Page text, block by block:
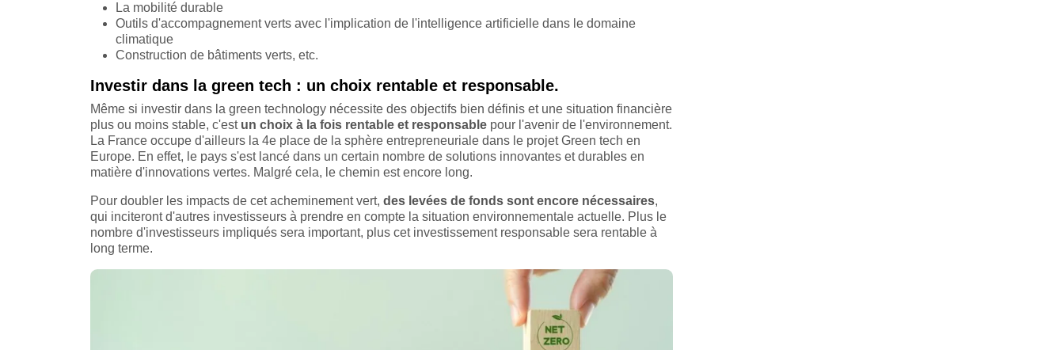
La mobilité durable
Outils d'accompagnement verts avec l'implication de l'intelligence artificielle dans le domaine
climatique
Construction de bâtiments verts, etc.
Investir dans la green tech : un choix rentable et responsable.
Même si investir dans la green technology nécessite des objectifs bien définis et une situation financière
plus ou moins stable, c'est un choix à la fois rentable et responsable pour l'avenir de l'environnement.
La France occupe d'ailleurs la 4e place de la sphère entrepreneuriale dans le projet Green tech en
Europe. En effet, le pays s'est lancé dans un certain nombre de solutions innovantes et durables en
matière d'innovations vertes. Malgré cela, le chemin est encore long.
Pour doubler les impacts de cet acheminement vert, des levées de fonds sont encore nécessaires,
qui inciteront d'autres investisseurs à prendre en compte la situation environnementale actuelle. Plus le
nombre d'investisseurs impliqués sera important, plus cet investissement responsable sera rentable à
long terme.